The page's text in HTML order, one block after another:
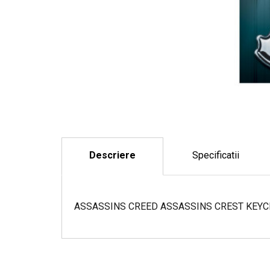
Descriere Specificatii
ASSASSINS CREED ASSASSINS CREST